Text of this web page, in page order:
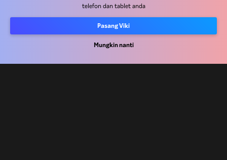
telefon dan tablet anda
Pasang Viki
Mungkin nanti
Pusat Akhbar
Terma Penggunaan